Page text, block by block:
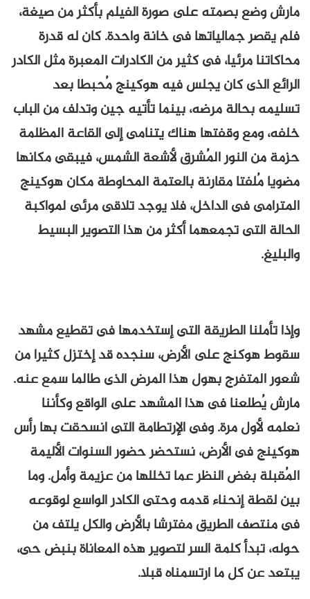
مارش وضع بصمته على صورة الفيلم بأكثر من صيغة،
فلم يقصر جمالياتها فى خانة واحدة. كان له قدرة
محاكاتنا مرئيا، فى كثير من الكادرات المعبرة مثل الكادر
الرائع الذى كان يجلس فيه هوكينج مُحبطا بعد
تسليمه بحالة مرضه، بينما تأتيه جين وتدلف من الباب
خلفه، ومع وقفتها هناك يتنامى إلى القاعة المظلمة
حزمة من النور المُشرق لأشعة الشمس، فيبقى مكانها
مضويا مُلفتا مقارنة بالعتمة المحاوطة مكان هوكينج
المترامى فى الداخل، فلا يوجد تلاقى مرئى لمواكبة
الحالة التى تجمعهما أكثر من هذا التصوير البسيط
والبليغ.
وإذا تأملنا الطريقة التى إستخدمها فى تقطيع مشهد
سقوط هوكنج على الأرض، سنجده قد إختزل كثيرا من
شعور المتفرج بهول هذا المرض الذى طالما سمع عنه.
مارش يُطلعنا فى هذا المشهد على الواقع وكأننا
نعلمه لأول مرة. وفى الإرتطامة التى انسحقت بها رأس
هوكينج فى الأرض، نستحضر حضور السنوات الأليمة
المُقبلة بغض النظر عما تخللها من عزيمة وأمل. وما
بين لقطة إنحناء قدمه وحتى الكادر الواسع لوقوعه
فى منتصف الطريق مفترشا بالأرض والكل يلتف من
حوله، تبدأ كلمة السر لتصوير هذه المعاناة بنبض حى،
يبتعد عن كل ما ارتسمناه قبلا.